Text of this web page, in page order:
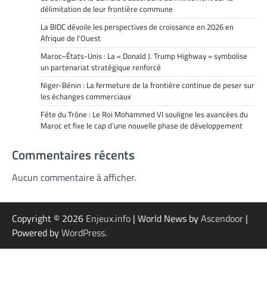
délimitation de leur frontière commune
La BIDC dévoile les perspectives de croissance en 2026 en
Afrique de l’Ouest
Maroc–États-Unis : La « Donald J. Trump Highway » symbolise
un partenariat stratégique renforcé
Niger-Bénin : La fermeture de la frontière continue de peser sur
les échanges commerciaux
Fête du Trône : Le Roi Mohammed VI souligne les avancées du
Maroc et fixe le cap d’une nouvelle phase de développement
Commentaires récents
Aucun commentaire à afficher.
Copyright © 2026 Enjeux.info | World News byAscendoor |
Powered byWordPress.